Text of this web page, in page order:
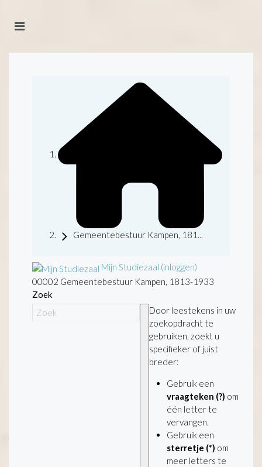
Gemeentebestuur Kampen, 181...
Mijn Studiezaal (inloggen)
00002 Gemeentebestuur Kampen, 1813-1933
Zoek
Door leestekens in uw
zoekopdracht te
gebruiken, zoekt u
specifieker of juist
breder:
Gebruik een
vraagteken (?) om
één letter te
vervangen.
Gebruik een
sterretje (*) om
meer letters te